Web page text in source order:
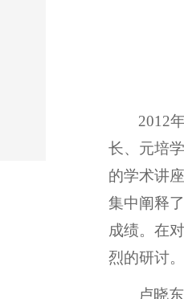
2012
长、元培
的学术讲
集中阐释
成绩。在
烈的研讨。
卢晓